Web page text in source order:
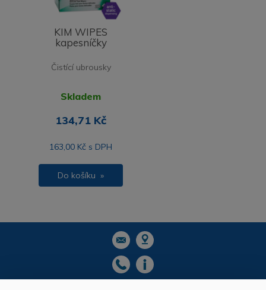
KIM WIPES
kapesníčky
Čistící ubrousky
Skladem
134,71 Kč
163,00 Kč s DPH
Do košíku »